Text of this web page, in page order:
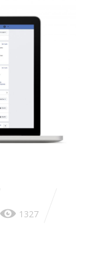
1327